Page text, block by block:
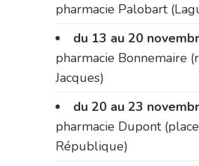
pharmacie Palobart
du 13 au 20
pharmacie Bonnemaire
Jacques)
du 20 au 23
pharmacie Dupont
République)